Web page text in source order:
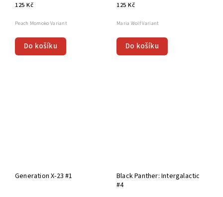
125 Kč
Do košíku
Peach Momoko Variant
125 Kč
Do košíku
Maria Wolf Variant
Generation X-23 #1
Black Panther: Intergalactic
#4